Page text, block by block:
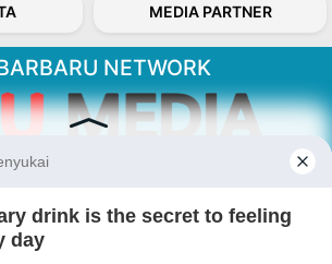
MEDIA PARTNER
NETWORK
menyajikan berita aktual dan
dari sudut pandang berbaik sangka